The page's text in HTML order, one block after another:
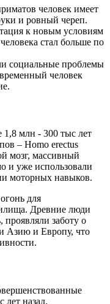
человек имеет
и ровный череп.
к новым условиям
стал больше по
социальные проблемы
человек
млн - 300 тыс лет
– Homo erectus
мозг, массивный
и уже использовали
моторных навыков.
для
Древние люди
заботу о
Азию и Европу, что
назад.